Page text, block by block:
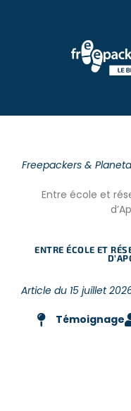
Freepackers &
Entre école et
ENTRE ÉCOLE ET
Article du 15 juillet
Témoignage